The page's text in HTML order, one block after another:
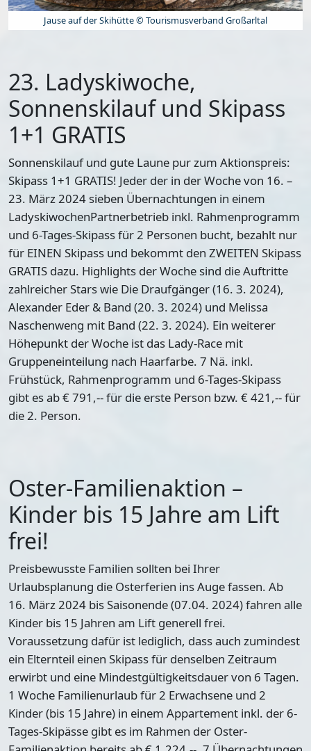
Jause auf der Skihütte © Tourismusverband Großarltal
23. Ladyskiwoche,
Sonnenskilauf und Skipass
1+1 GRATIS
Sonnenskilauf und gute Laune pur zum Aktionspreis:
Skipass 1+1 GRATIS! Jeder der in der Woche von 16. –
23. März 2024 sieben Übernachtungen in einem
LadyskiwochenPartnerbetrieb inkl. Rahmenprogramm
und 6-Tages-Skipass für 2 Personen bucht, bezahlt nur
für EINEN Skipass und bekommt den ZWEITEN Skipass
GRATIS dazu. Highlights der Woche sind die Auftritte
zahlreicher Stars wie Die Draufgänger (16. 3. 2024),
Alexander Eder & Band (20. 3. 2024) und Melissa
Naschenweng mit Band (22. 3. 2024). Ein weiterer
Höhepunkt der Woche ist das Lady-Race mit
Gruppeneinteilung nach Haarfarbe. 7 Nä. inkl.
Frühstück, Rahmenprogramm und 6-Tages-Skipass
gibt es ab € 791,-- für die erste Person bzw. € 421,-- für
die 2. Person.
Oster-Familienaktion –
Kinder bis 15 Jahre am Lift
frei!
Preisbewusste Familien sollten bei Ihrer
Urlaubsplanung die Osterferien ins Auge fassen. Ab
16. März 2024 bis Saisonende (07.04. 2024) fahren alle
Kinder bis 15 Jahren am Lift generell frei.
Voraussetzung dafür ist lediglich, dass auch zumindest
ein Elternteil einen Skipass für denselben Zeitraum
erwirbt und eine Mindestgültigkeitsdauer von 6 Tagen.
1 Woche Familienurlaub für 2 Erwachsene und 2
Kinder (bis 15 Jahre) in einem Appartement inkl. der 6-
Tages-Skipässe gibt es im Rahmen der Oster-